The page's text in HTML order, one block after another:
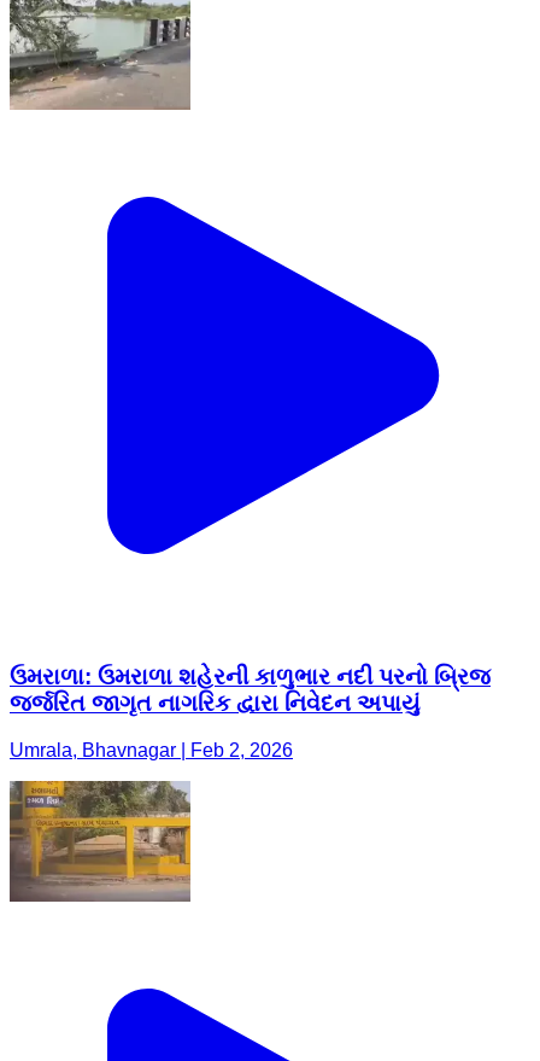
ઉમરાળા: ઉમરાળા શહેરની કાળુભાર નદી પરનો બ્રિજ
જર્જરિત જાગૃત નાગરિક દ્વારા નિવેદન અપાયું
Umrala, Bhavnagar | Feb 2, 2026